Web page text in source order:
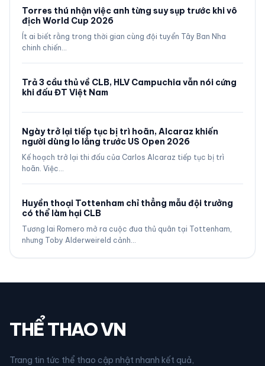
Torres thú nhận việc anh từng suy sụp trước khi vô
địch World Cup 2026
Ít ai biết rằng trong thời gian cùng đội tuyển Tây Ban Nha
chinh chiến…
Trả 3 cầu thủ về CLB, HLV Campuchia vẫn nói cứng
khi đấu ĐT Việt Nam
Ngày trở lại tiếp tục bị trì hoãn, Alcaraz khiến
người dùng lo lắng trước US Open 2026
Kế hoạch trở lại thi đấu của Carlos Alcaraz tiếp tục bị trì
hoãn. Việc…
Huyền thoại Tottenham chỉ thẳng mẫu đội trưởng
có thể làm hại CLB
Tương lai Romero mở ra cuộc đua thủ quân tại Tottenham,
nhưng Toby Alderweireld cảnh…
THỂ THAO VN
Trang tin tức thể thao cập nhật nhanh kết quả,